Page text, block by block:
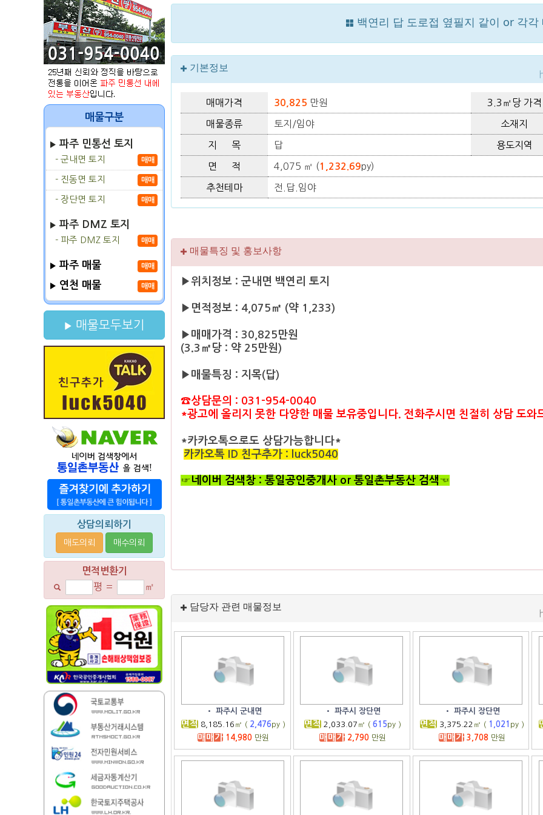
매물구분
파주 민통선 토지
- 군내면 토지 매매
- 진동면 토지 매매
- 장단면 토지 매매
파주 DMZ 토지
- 파주 DMZ 토지 매매
파주 매물 매매
연천 매물 매매
매물모두보기
상담의뢰하기
매도의뢰 매수의뢰
면적변환기
평 = ㎡
백연리 답 도로접 옆필지 같이 or 각각
기본정보
매매가격 30,825 만원 3.3㎡당 가격
매물종류 토지/임야 소재지
지 목 답 용도지역
면 적 4,075 ㎡ (1,232.69py)
추천테마 전.답.임야
매물특징 및 홍보사항
▶위치정보 : 군내면 백연리 토지
▶면적정보 : 4,075㎡ (약 1,233)
▶매매가격 : 30,825만원
(3.3㎡당 : 약 25만원)
▶매물특징 : 지목(답)
☎상담문의 : 031-954-0040
*광고에 올리지 못한 다양한 매물 보유중입니다. 전화주시면 친절히 상담 도와
*카카오톡으로도 상담가능합니다*
카카오톡 ID 친구추가 : luck5040
☞네이버 검색창 : 통일공인중개사 or 통일촌부동산 검색☜
담당자 관련 매물정보
• 파주시 군내면
면적 8,185.16 ㎡ ( 2,476py )
매매가 14,980 만원
•파주시 장단면
면적 2,033.07 ㎡ ( 615py )
매매가 2,790만원
• 파주시 장단면
면적 3,375.22 ㎡ ( 1,021 py )
매매가 3,708 만원